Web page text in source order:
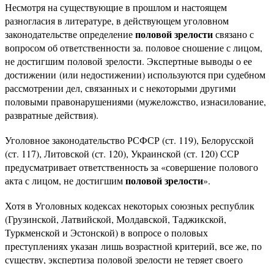
Несмотря на существующие в прошлом и настоящем
разногласия в литературе, в действующем уголовном
законодательстве определениеполовой зрелостисвязано с
вопросом об ответственности за. половое сношение с лицом,
не достигшим половой зрелости. Экспертные выводы о ее
достижении (или недостижении) используются при судебном
рассмотрении дел, связанных и с некоторыми другими
половыми правонарушениями (мужеложство, изнасилование,
развратные действия).
Уголовное законодательство РСФСР (ст. 119), Белорусской
(ст. 117), Литовской (ст. 120), Украинской (ст. 120) ССР
предусматривает ответственность за «совершение полового
акта с лицом, не достигшимполовой зрелости».
Хотя в Уголовных кодексах некоторых союзных республик
(Грузинской, Латвийской, Молдавской, Таджикской,
Туркменской и Эстонской) в вопросе о половых
преступлениях указан лишь возрастной критерий, все же, по
существу, экспертиза половой зрелости не теряет своего